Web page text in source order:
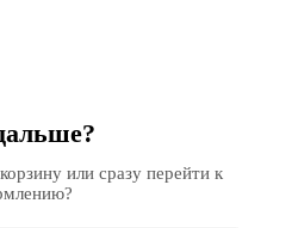
или сразу перейти к